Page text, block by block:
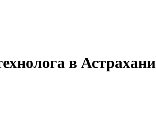
в Астрахани